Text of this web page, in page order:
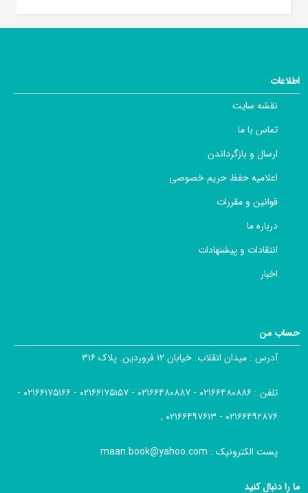
اطلاعات
نقشه سایت
تماس با ما
ارسال و بازگرداندن
اعلامیه حفظ حریم خصوصی
قوانین و مقررات
درباره ما
انتقادات و پیشنهادات
اخبار
حساب من
آدرس : میدان انقلاب. خیابان ۱۲ فروردین. پلاک ۳۱۶
تلفن :
۰۲۱۶۶۴۸۰۸۸۶ - ۰۲۱۶۶۴۸۰۸۸۷ - ۰۲۱۶۶۱۷۵۱۵۷ - ۰۲۱۶۶۱۷۵۱۶۶ -
۰۲۱۶۶۴۹۲۸۷۶ - ۰۲۱۶۶۴۹۷۶۱۳ ,
پست الکترونیک : maan.book@yahoo.com
ما را دنبال کنید